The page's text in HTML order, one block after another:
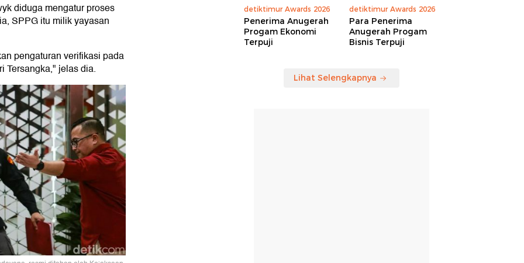
diduga mengatur proses
SPPG itu milik yayasan
pengaturan verifikasi pada
Tersangka," jelas dia.
detiktimur Awards 2026
Penerima Anugerah
Progam Ekonomi
Terpuji
detiktimur Awards 2026
Para Penerima
Anugerah Progam
Bisnis Terpuji
Lihat Selengkapnya